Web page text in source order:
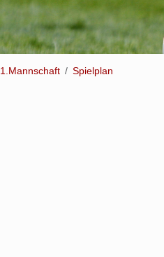
1.Mannschaft
Spielplan